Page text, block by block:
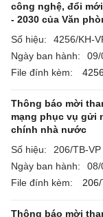
công nghệ, đổi
- 2030 của Văn
Số hiệu:
4256/KH-
Ngày ban hành:
09/
File đính kèm:
Thông báo mời
mạng phục vụ gửi
chính nhà nước
Số hiệu:
206/TB-VP
Ngày ban hành:
08/
File đính kèm:
Thông báo mời